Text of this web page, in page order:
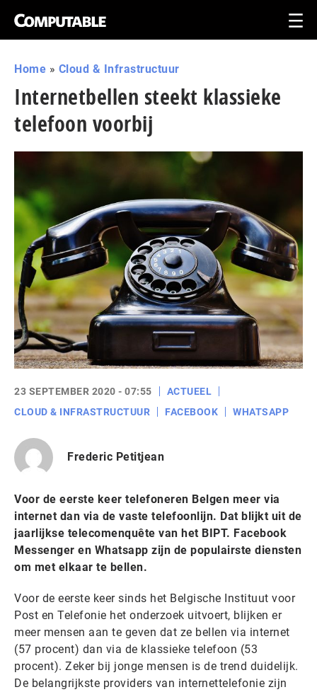
Home » Cloud & Infrastructuur
Internetbellen steekt klassieke
telefoon voorbij
23 SEPTEMBER 2020 - 07:55
ACTUEEL
CLOUD & INFRASTRUCTUUR
FACEBOOK WHATSAPP
Frederic Petitjean
Voor de eerste keer telefoneren Belgen meer via
internet dan via de vaste telefoonlijn. Dat blijkt uit de
jaarlijkse telecomenquête van het BIPT. Facebook
Messenger en Whatsapp zijn de populairste diensten
om met elkaar te bellen.
Voor de eerste keer sinds het Belgische Instituut voor
Post en Telefonie het onderzoek uitvoert, blijken er
meer mensen aan te geven dat ze bellen via internet
(57 procent) dan via de klassieke telefoon (53
procent). Zeker bij jonge mensen is de trend duidelijk.
De belangrijkste providers van internettelefonie zijn